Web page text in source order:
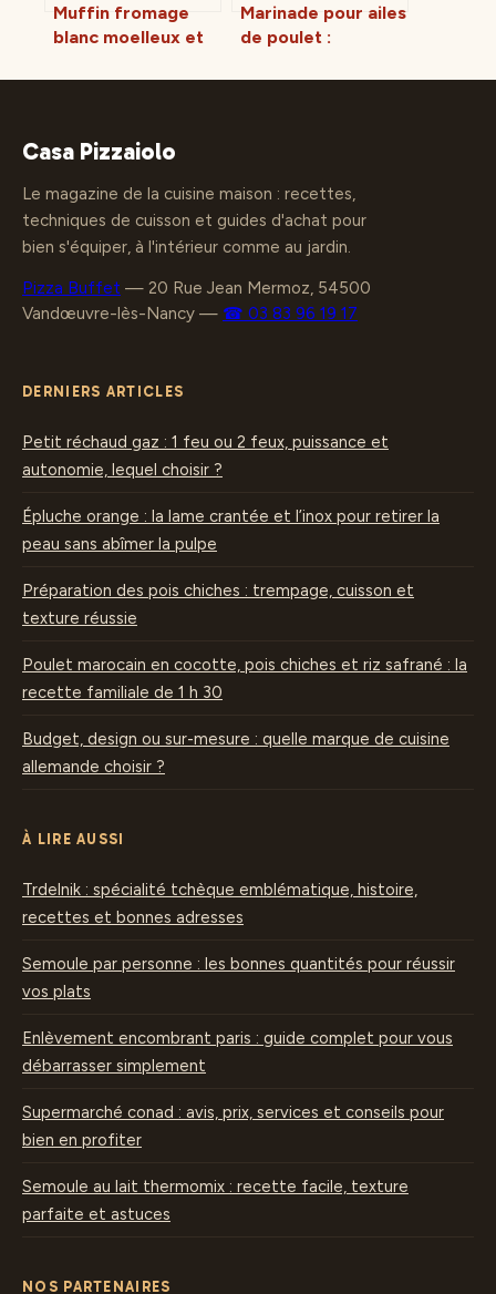
Muffin fromage
blanc moelleux et
facile et
Marinade pour ailes
de poulet :
et variantes
Casa Pizzaiolo
Le magazine de la cuisine maison : recettes,
techniques de cuisson et guides d'achat pour
bien s'équiper, à l'intérieur comme au jardin.
Pizza Buffet — 20 Rue Jean Mermoz, 54500
Vandœuvre-lès-Nancy — ☎ 03 83 96 19 17
DERNIERS ARTICLES
Petit réchaud gaz : 1 feu ou 2 feux, puissance et
autonomie, lequel choisir ?
Épluche orange : la lame crantée et l’inox pour retirer la
peau sans abîmer la pulpe
Préparation des pois chiches : trempage, cuisson et
texture réussie
Poulet marocain en cocotte, pois chiches et riz safrané : la
recette familiale de 1 h 30
Budget, design ou sur-mesure : quelle marque de cuisine
allemande choisir ?
À LIRE AUSSI
Trdelnik : spécialité tchèque emblématique, histoire,
recettes et bonnes adresses
Semoule par personne : les bonnes quantités pour réussir
vos plats
Enlèvement encombrant paris : guide complet pour vous
débarrasser simplement
Supermarché conad : avis, prix, services et conseils pour
bien en profiter
Semoule au lait thermomix : recette facile, texture
parfaite et astuces
NOS PARTENAIRES